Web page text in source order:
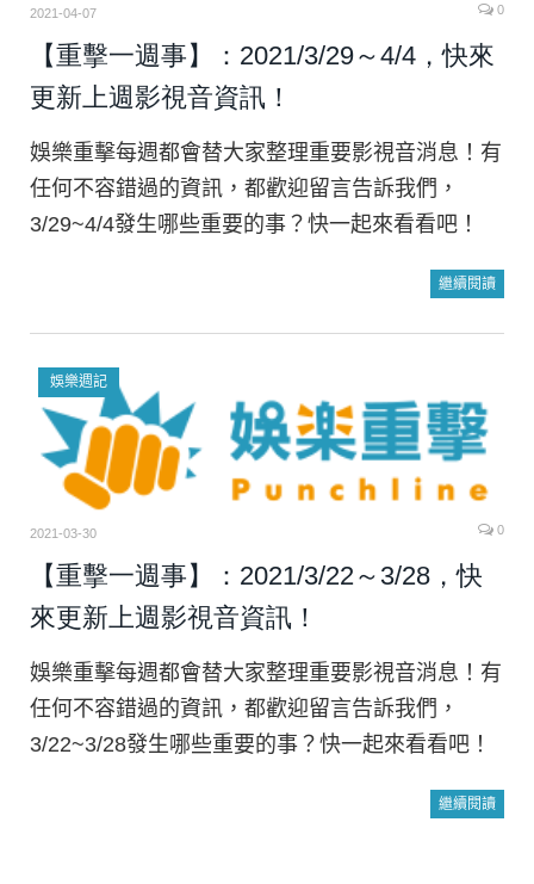
2021-04-07 0
【重擊一週事】：2021/3/29～4/4，快來
更新上週影視音資訊！
娛樂重擊每週都會替大家整理重要影視音消息！有
任何不容錯過的資訊，都歡迎留言告訴我們，
3/29~4/4發生哪些重要的事？快一起來看看吧！
繼續閱讀
娛樂週記
2021-03-30 0
【重擊一週事】：2021/3/22～3/28，快
來更新上週影視音資訊！
娛樂重擊每週都會替大家整理重要影視音消息！有
任何不容錯過的資訊，都歡迎留言告訴我們，
3/22~3/28發生哪些重要的事？快一起來看看吧！
繼續閱讀